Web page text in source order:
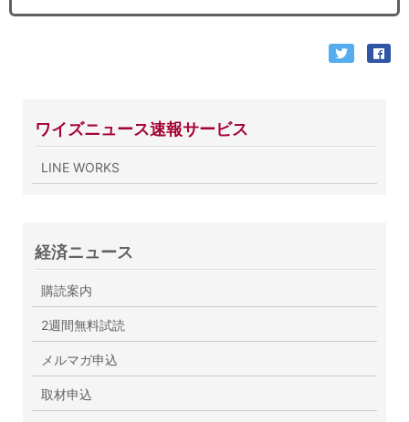
ワイズニュース速報サービス
LINE WORKS
経済ニュース
購読案内
2週間無料試読
メルマガ申込
取材申込